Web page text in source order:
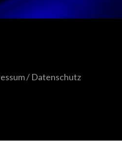
/ Datenschutz